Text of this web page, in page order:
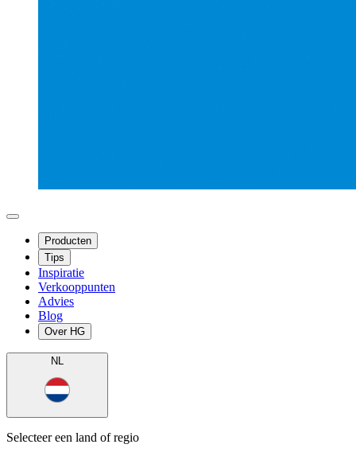
Producten
Tips
Inspiratie
Verkooppunten
Advies
Blog
Over HG
NL
Selecteer een land of regio